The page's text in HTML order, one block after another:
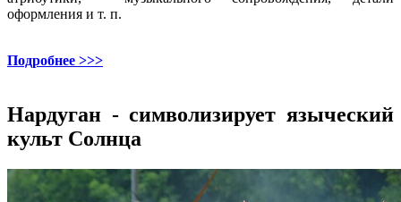
оформления и т. п.
Подробнее >>>
Нардуган - символизирует языческий
культ Солнца